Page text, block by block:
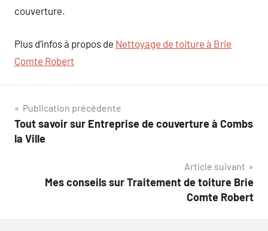
couverture.
Plus d’infos à propos de Nettoyage de toiture à Brie
Comte Robert
Navigation
de
Publication précédente
Tout savoir sur Entreprise de couverture à Combs
la Ville
Article suivant
Mes conseils sur Traitement de toiture Brie
Comte Robert